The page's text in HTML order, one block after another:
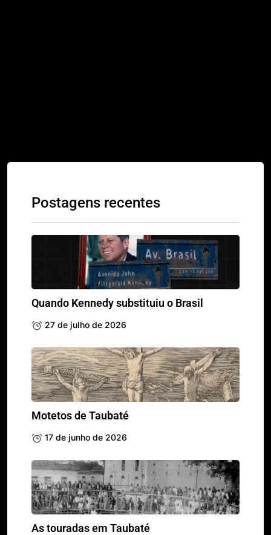
Postagens recentes
Quando Kennedy substituiu o Brasil
27 de julho de 2026
Motetos de Taubaté
17 de junho de 2026
As touradas em Taubaté